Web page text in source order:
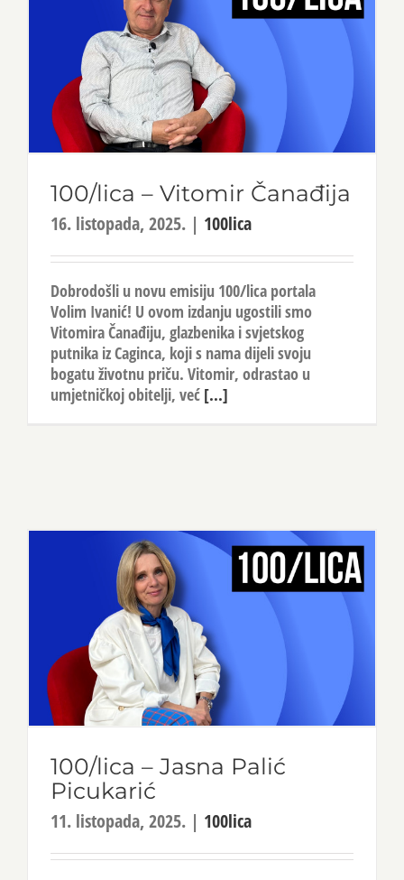
100/lica – Vitomir Čanađija
16. listopada, 2025. | 100lica
Dobrodošli u novu emisiju 100/lica portala
Volim Ivanić! U ovom izdanju ugostili smo
Vitomira Čanađiju, glazbenika i svjetskog
putnika iz Caginca, koji s nama dijeli svoju
bogatu životnu priču. Vitomir, odrastao u
umjetničkoj obitelji, već [...]
100/lica – Jasna Palić
Picukarić
11. listopada, 2025. | 100lica